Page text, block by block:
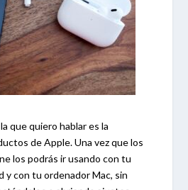
que quiero hablar es la
de Apple. Una vez que los
los podrás ir usando con tu
y con tu ordenador Mac, sin